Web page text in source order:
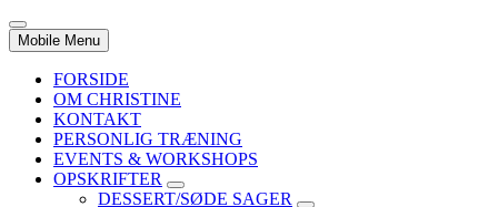
Mobile Menu
FORSIDE
OM CHRISTINE
KONTAKT
PERSONLIG TRÆNING
EVENTS & WORKSHOPS
OPSKRIFTER
DESSERT/SØDE SAGER